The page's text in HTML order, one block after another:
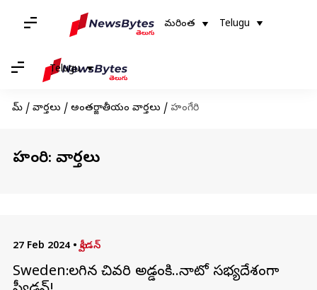
మరింత Telugu
Telugu
హోమ్ / వార్తలు / అంతర్జాతీయం వార్తలు / హంగేరి
హంగేరి: వార్తలు
27 Feb 2024 • స్వీడన్
Sweden:తొలగిన చివరి అడ్డంకి..నాటో సభ్యదేశంగా